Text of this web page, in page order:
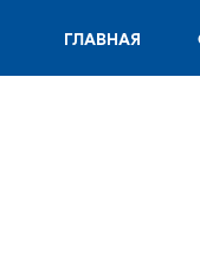
ГЛАВНАЯ